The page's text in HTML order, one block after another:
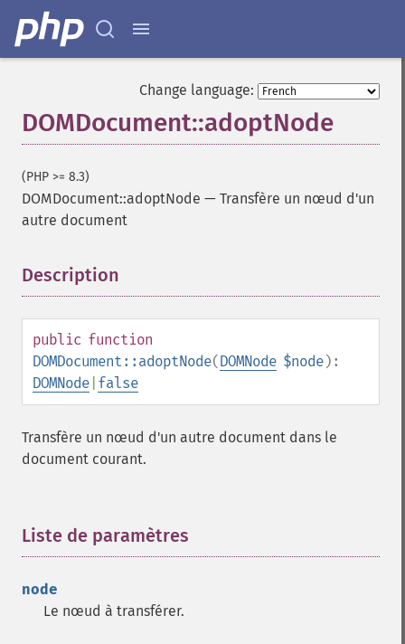
Change language:
DOMDocument::adoptNode
(PHP >= 8.3)
DOMDocument::adoptNode — Transfère un nœud d'un
autre document
Description
public function
DOMDocument::adoptNode(DOMNode $node):
DOMNode false
Transfère un nœud d'un autre document dans le
document courant.
Liste de paramètres
node
Le nœud à transférer.